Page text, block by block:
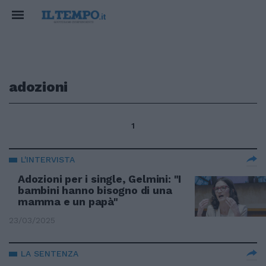
adozioni
1
L'INTERVISTA
Adozioni per i single, Gelmini: "I
bambini hanno bisogno di una
mamma e un papà"
23/03/2025
LA SENTENZA